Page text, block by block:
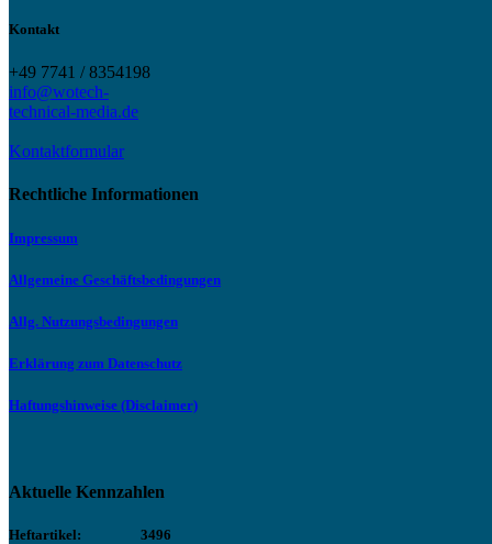
Kontakt
+49 7741 / 8354198
info@wotech-
technical-media.de
Kontaktformular
Rechtliche Informationen
Impressum
Allgemeine Geschäftsbedingungen
Allg. Nutzungsbedingungen
Erklärung zum Datenschutz
Haftungshinweise (Disclaimer)
Aktuelle Kennzahlen
Heftartikel: 3496